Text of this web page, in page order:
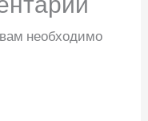
необходимо